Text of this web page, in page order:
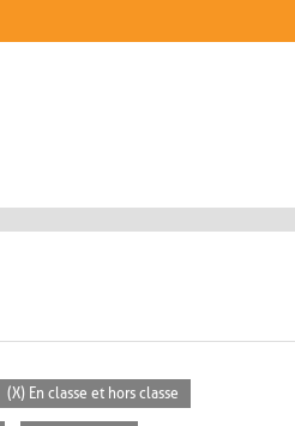
(X) En classe et hors classe